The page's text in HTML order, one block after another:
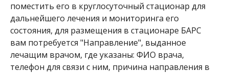
поместить его в круглосуточный стационар для
дальнейшего лечения и мониторинга его
состояния, для размещения в стационаре БАРС
вам потребуется "Направление", выданное
лечащим врачом, где указаны: ФИО врача,
телефон для связи с ним, причина направления в